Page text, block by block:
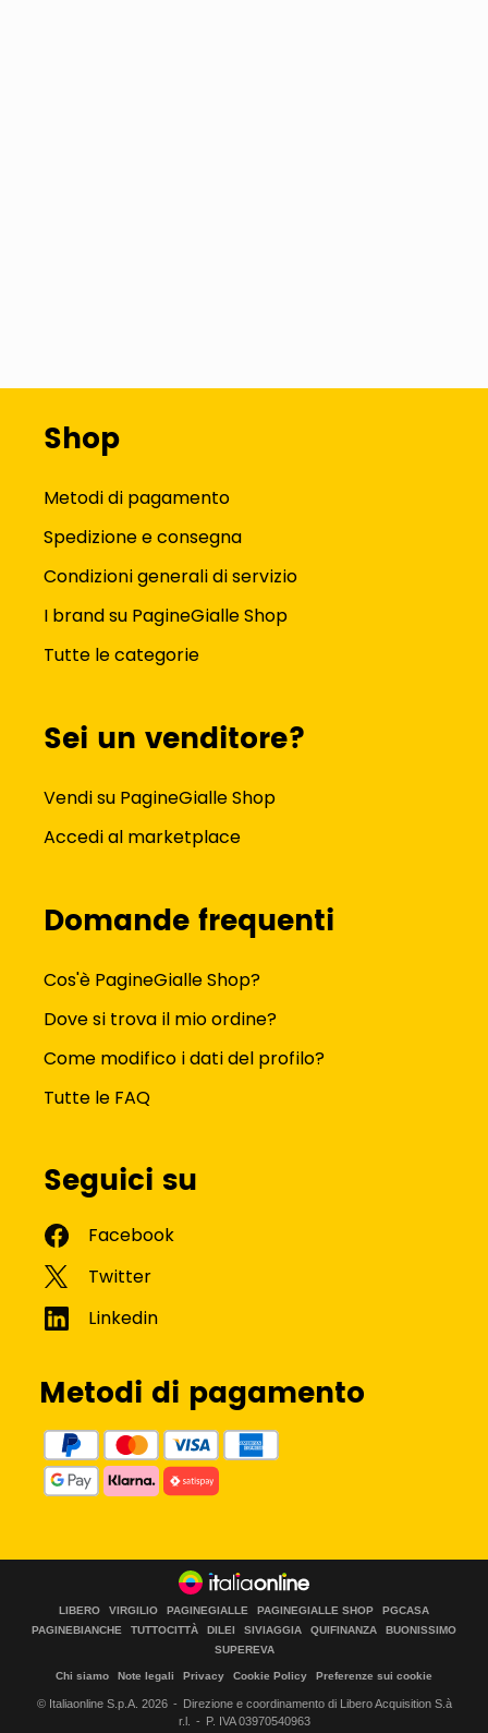
Shop
Metodi di pagamento
Spedizione e consegna
Condizioni generali di servizio
I brand su PagineGialle Shop
Tutte le categorie
Sei un venditore?
Vendi su PagineGialle Shop
Accedi al marketplace
Domande frequenti
Cos'è PagineGialle Shop?
Dove si trova il mio ordine?
Come modifico i dati del profilo?
Tutte le FAQ
Seguici su
Metodi di pagamento
LIBERO VIRGILIO PAGINEGIALLE PAGINEGIALLE SHOP
PGCASA
PAGINEBIANCHE
TUTTOCITTÀ DILEI SIVIAGGIA QUIFINANZA
BUONISSIMO
SUPEREVA
Chi siamo Note legali Privacy Cookie Policy Preferenze sui cookie
© Italiaonline S.p.A. 2026
Direzione e coordinamento di Libero Acquisition S.à
r.l.
P. IVA 03970540963